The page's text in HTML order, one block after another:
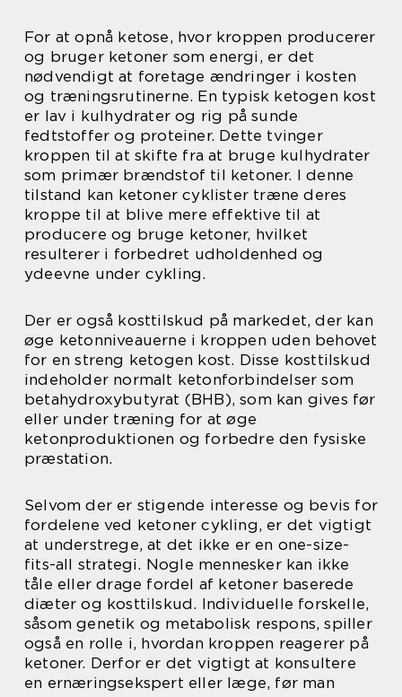
For at opnå ketose, hvor kroppen producerer
og bruger ketoner som energi, er det
nødvendigt at foretage ændringer i kosten
og træningsrutinerne. En typisk ketogen kost
er lav i kulhydrater og rig på sunde
fedtstoffer og proteiner. Dette tvinger
kroppen til at skifte fra at bruge kulhydrater
som primær brændstof til ketoner. I denne
tilstand kan ketoner cyklister træne deres
kroppe til at blive mere effektive til at
producere og bruge ketoner, hvilket
resulterer i forbedret udholdenhed og
ydeevne under cykling.
Der er også kosttilskud på markedet, der kan
øge ketonniveauerne i kroppen uden behovet
for en streng ketogen kost. Disse kosttilskud
indeholder normalt ketonforbindelser som
betahydroxybutyrat (BHB), som kan gives før
eller under træning for at øge
ketonproduktionen og forbedre den fysiske
præstation.
Selvom der er stigende interesse og bevis for
fordelene ved ketoner cykling, er det vigtigt
at understrege, at det ikke er en one-size-
fits-all strategi. Nogle mennesker kan ikke
tåle eller drage fordel af ketoner baserede
diæter og kosttilskud. Individuelle forskelle,
såsom genetik og metabolisk respons, spiller
også en rolle i, hvordan kroppen reagerer på
ketoner. Derfor er det vigtigt at konsultere
en ernæringsekspert eller læge, før man